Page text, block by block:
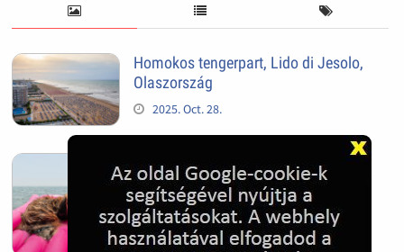
Homokos tengerpart, Lido di Jesolo,
Olaszország
2025. Oct. 28.
Tengeri kutya - Jesolo, Olaszország
2025. Oct. 28.